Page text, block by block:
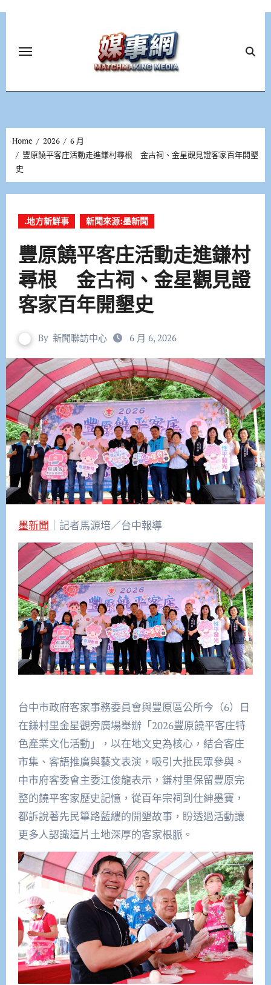
Home 2026
6 月
豐原饒平客庄活動走進鎌村尋根 金古祠、金星觀見證客家百年開墾
史
.地方新鮮事 新聞來源:墨新聞
豐原饒平客庄活動走進鎌村
尋根 金古祠、金星觀見證
客家百年開墾史
By 新聞聯訪中心 6 月 6, 2026
墨新聞 ｜記者馬源培／台中報導
台中市政府客家事務委員會與豐原區公所今（6）日
在鎌村里金星觀旁廣場舉辦「2026豐原饒平客庄特
色產業文化活動」，以在地文史為核心，結合客庄
市集、客語推廣與藝文表演，吸引大批民眾參與。
中市府客委會主委江俊龍表示，鎌村里保留豐原完
整的饒平客家歷史記憶，從百年宗祠到仕紳墨寶，
都訴說著先民篳路藍縷的開墾故事，盼透過活動讓
更多人認識這片土地深厚的客家根脈。